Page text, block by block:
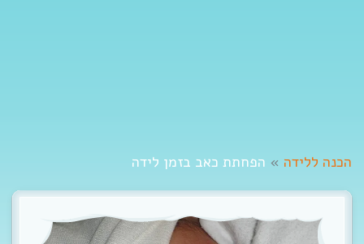
הכנה ללידה » הפחתת כאב בזמן לידה